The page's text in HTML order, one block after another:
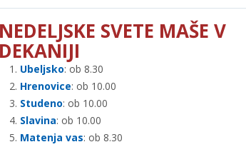
NEDELJSKE SVETE MAŠE V
DEKANIJI
Ubeljsko: ob 8.30
Hrenovice: ob 10.00
Studeno: ob 10.00
Slavina: ob 10.00
Matenja vas: ob 8.30